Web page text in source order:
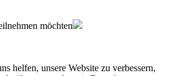
möchten
helfen, unsere Website zu verbessern,